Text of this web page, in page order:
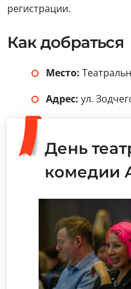
регистрации.
Как добраться
Место:
Адрес: ул.
День
комедии